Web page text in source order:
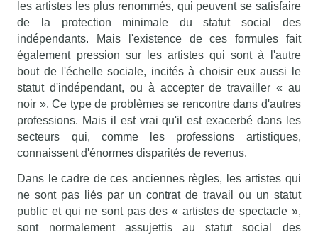
les artistes les plus renommés, qui peuvent se satisfaire
de la protection minimale du statut social des
indépendants. Mais l'existence de ces formules fait
également pression sur les artistes qui sont à l'autre
bout de l'échelle sociale, incités à choisir eux aussi le
statut d'indépendant, ou à accepter de travailler « au
noir ». Ce type de problèmes se rencontre dans d'autres
professions. Mais il est vrai qu'il est exacerbé dans les
secteurs qui, comme les professions artistiques,
connaissent d'énormes disparités de revenus.
Dans le cadre de ces anciennes règles, les artistes qui
ne sont pas liés par un contrat de travail ou un statut
public et qui ne sont pas des « artistes de spectacle »,
sont normalement assujettis au statut social des